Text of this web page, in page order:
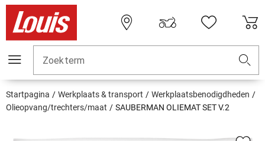
Zoekterm
Startpagina Werkplaats & transport
Werkplaatsbenodigdheden
Olieopvang/trechters/maat
SAUBERMAN OLIEMAT SET V.2